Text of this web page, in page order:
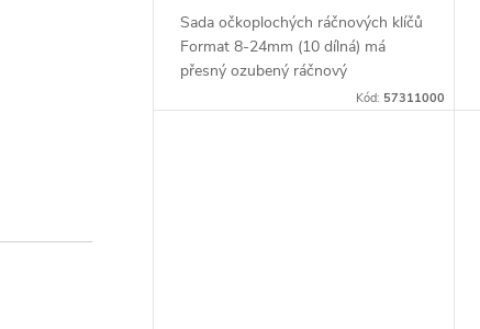
Sada očkoplochých ráčnových klíčů
Format 8-24mm (10 dílná) má
přesný ozubený ráčnový
mechanismus se 72 zuby aKód: 57311000